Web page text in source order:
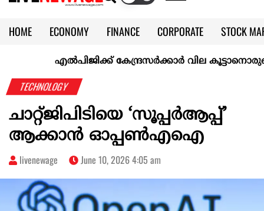
HOME ECONOMY FINANCE CORPORATE
STOCK
KERALA @70
എല്‍പിജിക്ക് കേന്ദ്രസർക്കാർ വില
TECHNOLOGY
ചാറ്റ്ജിപിടിയെ ‘സൂപ്പർആപ്പ്’
ആക്കാൻ ഓപ്പൺഎഐ
livenewage June 10, 2026 4:05 am